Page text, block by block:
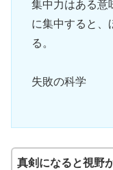
集中力はある意
に集中すると、
る。
失敗の科学
真剣になると視野